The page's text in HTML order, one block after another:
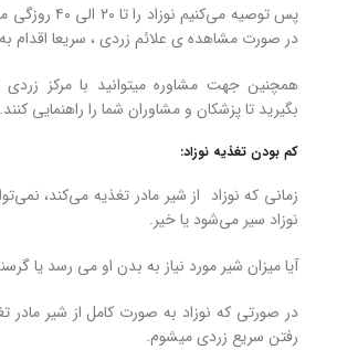
پس توصیه می‌کنیم
در صورت مشاهده ی علائم زردی ، سریعا اقدام
همچنین جهت مشاوره میتوانید با مرکز
بگیرید تا پزشکان و مشاوران شما را راهنمایی کنند.
کم بودن تغذیه نوزاد:
زمانی که نوزاد از شیر مادر تغذیه می‌کند،
نوزاد سیر می‌شود یا خیر.
آیا میزان شیر مورد نیاز به بدن او می رسد یا
در صورتی که نوزاد به صورت کامل از شیر مادر
رفتن سریع زردی میشوم.